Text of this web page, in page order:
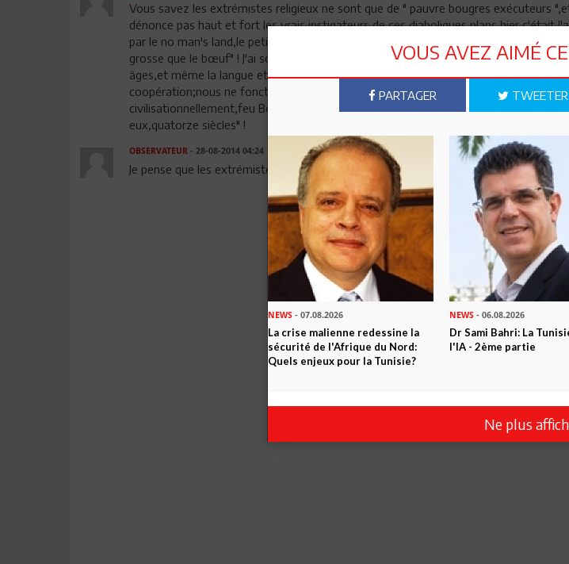
Vous savez les extrémistes religieux ne sont que de " pauvre bougres exécuteurs
dénonce pas haut et fort les vrais instigateurs de ces diaboliques plans,hier c'était
par le no man's land,le petit qatar,celui de la fable de La Fontaine"la grenouille qui
grosse que le bœuf" ! J'ai souvent dit que nous n'avons rien en commun avec ces
âges,et même la langue et la religion sont insuffisantes pour tisser des liens solides
coopération;nous ne fonctionnons pas de la même manière,intellectuellement et
civilisationnellement,feu Bourguiba disait de ces porteurs d'une idéologie
eux,quatorze siècles" !
OBSERVATEUR- 28-08-2014 04:24
Je pense que les extrémistes de tous bords ont intérêt à ce que le processus
VOUS AVEZ AIMÉ
PARTAGER TWEETER
NEWS - 07.08.2026
La crise malienne redessine la
sécurité de l'Afrique du Nord:
Quels enjeux pour la Tunisie?
NEWS - 06.08.2026
Dr Sami Bahri: La
l'IA - 2ème partie
Ne plus